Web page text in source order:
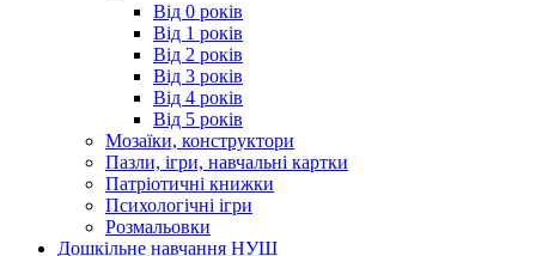
Від 0 років
Від 1 років
Від 2 років
Від 3 років
Від 4 років
Від 5 років
Мозаїки, конструктори
Пазли, ігри, навчальні картки
Патріотичні книжки
Психологічні ігри
Розмальовки
Дошкільне навчання НУШ